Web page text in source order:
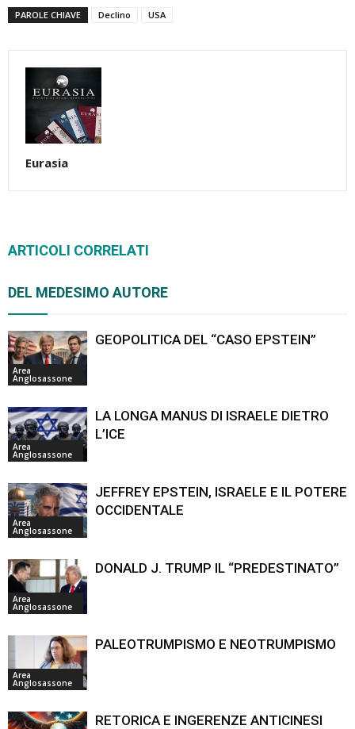
PAROLE CHIAVE Declino USA
Eurasia
ARTICOLI CORRELATI
DEL MEDESIMO AUTORE
Area
Anglosassone
GEOPOLITICA DEL “CASO EPSTEIN”
Area
Anglosassone
LA LONGA MANUS DI ISRAELE DIETRO
L’ICE
Area
Anglosassone
JEFFREY EPSTEIN, ISRAELE E IL POTERE
OCCIDENTALE
Area
Anglosassone
DONALD J. TRUMP IL “PREDESTINATO”
Area
Anglosassone
PALEOTRUMPISMO E NEOTRUMPISMO
RETORICA E INGERENZE ANTICINESI